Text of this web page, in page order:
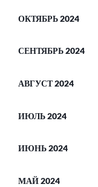
ОКТЯБРЬ 2024
СЕНТЯБРЬ 2024
АВГУСТ 2024
ИЮЛЬ 2024
ИЮНЬ 2024
МАЙ 2024